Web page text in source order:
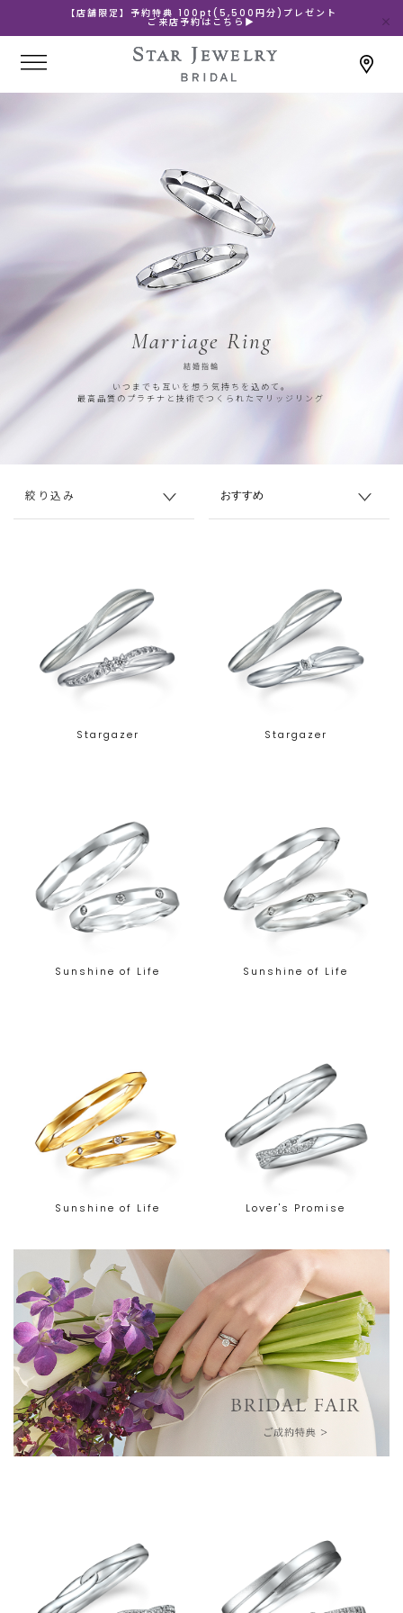
【店舗限定】予約特典 100pt(5,500円分)プレゼント
ご来店予約はこちら▶
Marriage Ring
結婚指輪
いつまでも互いを想う気持ちを込めて。
最高品質のプラチナと技術でつくられたマリッジリング
絞り込み
Stargazer Stargazer
Sunshine of Life Sunshine of Life
Sunshine of Life Lover's Promise